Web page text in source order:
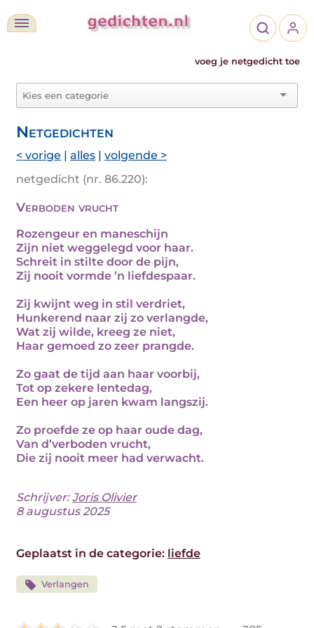
voeg je netgedicht toe
Netgedichten
< vorige | alles | volgende >
netgedicht (nr. 86.220):
Verboden vrucht
Rozengeur en maneschijn
Zijn niet weggelegd voor haar.
Schreit in stilte door de pijn,
Zij nooit vormde ’n liefdespaar.
Zij kwijnt weg in stil verdriet,
Hunkerend naar zij zo verlangde,
Wat zij wilde, kreeg ze niet,
Haar gemoed zo zeer prangde.
Zo gaat de tijd aan haar voorbij,
Tot op zekere lentedag,
Een heer op jaren kwam langszij.
Zo proefde ze op haar oude dag,
Van d’verboden vrucht,
Die zij nooit meer had verwacht.
Schrijver:Joris Olivier
8 augustus 2025
Geplaatst in de categorie: liefde
Verlangen